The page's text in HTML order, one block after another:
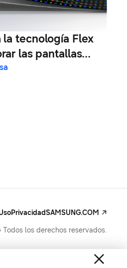
tecnología Flex
las pantallas
PrivacidadSAMSUNG.COM
los derechos reservados.